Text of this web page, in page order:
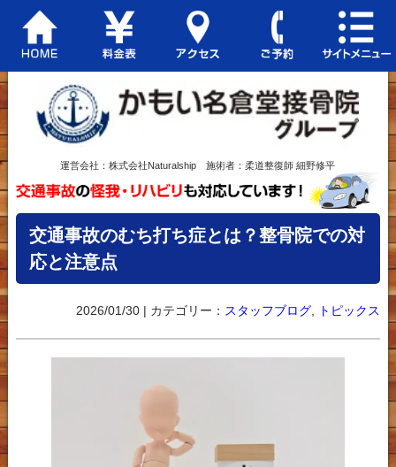
運営会社：株式会社Naturalship 施術者：柔道整復師 細野修平
交通事故のむち打ち症とは？整骨院での対
応と注意点
2026/01/30 | カテゴリー： スタッフブログ, トピックス